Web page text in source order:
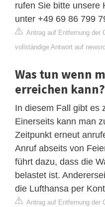
rufen Sie bitte unsere
unter +49 69 86 799
Antrag auf Entfernung der
vollständige Antwort auf
Was tun wenn
erreichen kann?
In diesem Fall gibt es
Einerseits kann man
Zeitpunkt erneut
Anruf abseits von
führt dazu, dass die
belastet ist.
die Lufthansa per
Antrag auf Entfernung der